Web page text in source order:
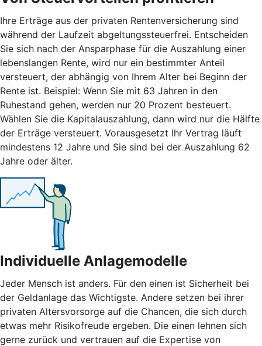
Ihre Erträge aus der privaten Rentenversicherung sind
während der Laufzeit abgeltungssteuerfrei. Entscheiden
Sie sich nach der Ansparphase für die Auszahlung einer
lebenslangen Rente, wird nur ein bestimmter Anteil
versteuert, der abhängig von Ihrem Alter bei Beginn der
Rente ist. Beispiel: Wenn Sie mit 63 Jahren in den
Ruhestand gehen, werden nur 20 Prozent besteuert.
Wählen Sie die Kapitalauszahlung, dann wird nur die Hälfte
der Erträge versteuert. Vorausgesetzt Ihr Vertrag läuft
mindestens 12 Jahre und Sie sind bei der Auszahlung 62
Jahre oder älter.
Individuelle Anlagemodelle
Jeder Mensch ist anders. Für den einen ist Sicherheit bei
der Geldanlage das Wichtigste. Andere setzen bei ihrer
privaten Altersvorsorge auf die Chancen, die sich durch
etwas mehr Risikofreude ergeben. Die einen lehnen sich
gerne zurück und vertrauen auf die Expertise von